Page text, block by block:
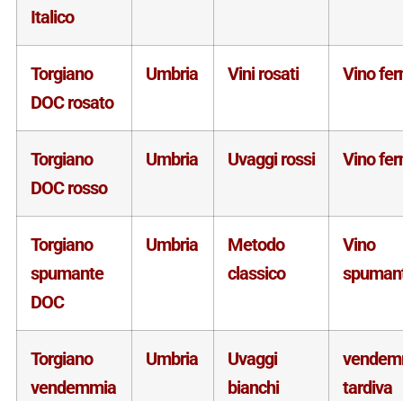
Italico
Torgiano
DOC rosato
Umbria Vini rosati Vino
Torgiano
DOC rosso
Umbria Uvaggi rossi Vino
Torgiano
spumante
DOC
Umbria
Metodo
classico
Vino
Torgiano
vendemmia
Umbria
Uvaggi
bianchi
tardiva